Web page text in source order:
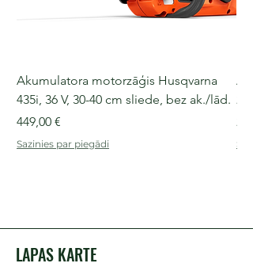
Akumulatora motorzāģis Husqvarna
435i, 36 V, 30-40 cm sliede, bez ak./lād.
Cena
449,00 €
Sazinies par piegādi
LAPAS KARTE